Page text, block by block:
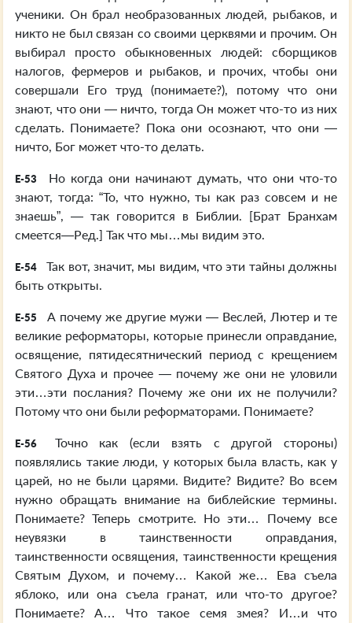
ученики. Он брал необразованных людей, рыбаков, и
никто не был связан со своими церквями и прочим. Он
выбирал просто обыкновенных людей: сборщиков
налогов, фермеров и рыбаков, и прочих, чтобы они
совершали Его труд (понимаете?), потому что они
знают, что они — ничто, тогда Он может что-то из них
сделать. Понимаете? Пока они осознают, что они —
ничто, Бог может что-то делать.
E-53
Но когда они начинают думать, что они что-то
знают, тогда: “То, что нужно, ты как раз совсем и не
знаешь”, — так говорится в Библии. [Брат Бранхам
смеется—Ред.] Так что мы…мы видим это.
E-54
Так вот, значит, мы видим, что эти тайны должны
быть открыты.
E-55
А почему же другие мужи — Веслей, Лютер и те
великие реформаторы, которые принесли оправдание,
освящение, пятидесятнический период с крещением
Святого Духа и прочее — почему же они не уловили
эти…эти послания? Почему же они их не получили?
Потому что они были реформаторами. Понимаете?
E-56
Точно как (если взять с другой стороны)
появлялись такие люди, у которых была власть, как у
царей, но не были царями. Видите? Видите? Во всем
нужно обращать внимание на библейские термины.
Понимаете? Теперь смотрите. Но эти… Почему все
неувязки в таинственности оправдания,
таинственности освящения, таинственности крещения
Святым Духом, и почему… Какой же… Ева съела
яблоко, или она съела гранат, или что-то другое?
Понимаете? А… Что такое семя змея? И…и что